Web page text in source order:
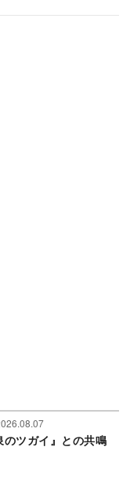
ツガイ』との共鳴